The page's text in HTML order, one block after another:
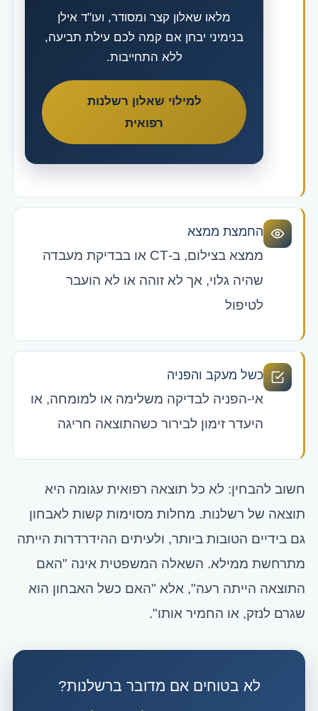
מלאו שאלון קצר ומסודר, ועו"ד אילן
בנימיני יבחן אם קמה לכם עילת תביעה,
ללא התחייבות.
למילוי שאלון רשלנות
רפואית
החמצת ממצא
ממצא בצילום, ב-CT או בבדיקת מעבדה
שהיה גלוי, אך לא זוהה או לא הועבר
לטיפול
כשל מעקב והפניה
אי-הפניה לבדיקה משלימה או למומחה, או
היעדר זימון לבירור כשהתוצאה חריגה
חשוב להבחין: לא כל תוצאה רפואית עגומה היא
תוצאה של רשלנות. מחלות מסוימות קשות לאבחון
גם בידיים הטובות ביותר, ולעיתים ההידרדרות הייתה
מתרחשת ממילא. השאלה המשפטית אינה "האם
התוצאה הייתה רעה", אלא "האם כשל האבחון הוא
שגרם לנזק, או החמיר אותו".
לא בטוחים אם מדובר ברשלנות?